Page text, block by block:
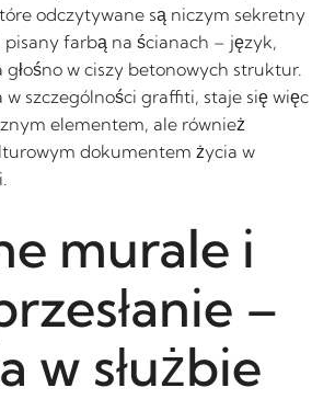
odczytywane są niczym sekretny
farbą na ścianach – język,
w ciszy betonowych struktur.
w szczególności graffiti, staje się więc
elementem, ale również
dokumentem życia w
murale i
–
w służbie